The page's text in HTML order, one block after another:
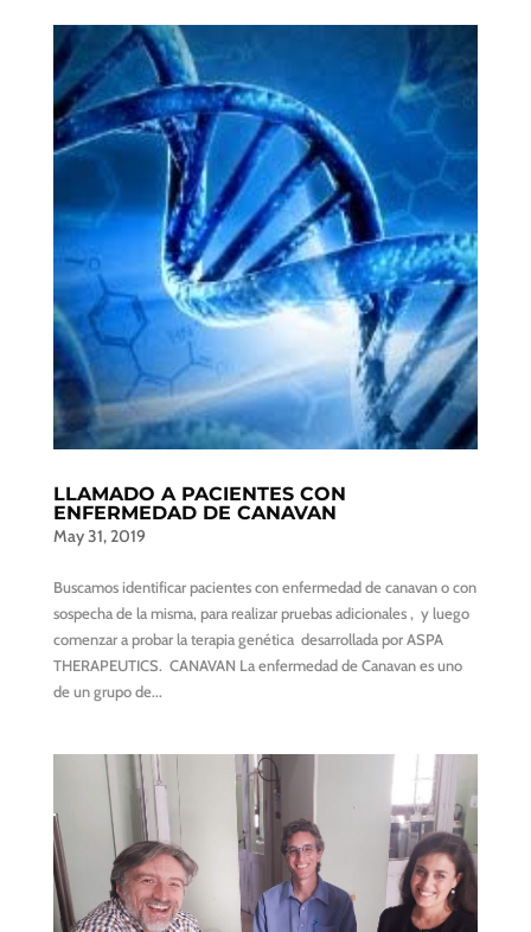
LLAMADO A PACIENTES CON
ENFERMEDAD DE CANAVAN
May 31, 2019
Buscamos identificar pacientes con enfermedad de canavan o con
sospecha de la misma, para realizar pruebas adicionales , y luego
comenzar a probar la terapia genética desarrollada por ASPA
THERAPEUTICS. CANAVAN La enfermedad de Canavan es uno
de un grupo de...